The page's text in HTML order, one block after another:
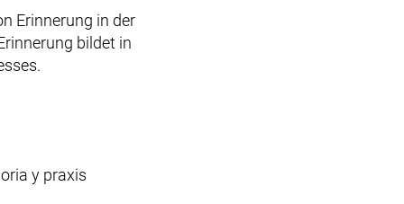
Erinnerung in der
bildet in
y praxis